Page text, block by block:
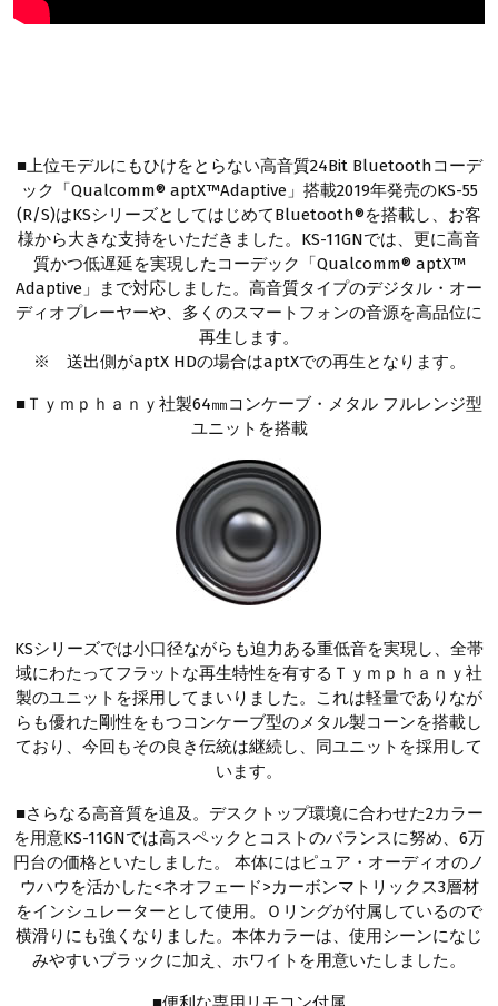
■上位モデルにもひけをとらない高音質24Bit Bluetoothコーデ
ック「Qualcomm® aptX™Adaptive」搭載2019年発売のKS-55
(R/S)はKSシリーズとしてはじめてBluetooth®を搭載し、お客
様から大きな支持をいただきました。KS-11GNでは、更に高音
質かつ低遅延を実現したコーデック「Qualcomm® aptX™
Adaptive」まで対応しました。高音質タイプのデジタル・オー
ディオプレーヤーや、多くのスマートフォンの音源を高品位に
再生します。
※ 送出側がaptX HDの場合はaptXでの再生となります。
■Ｔｙｍｐｈａｎｙ社製64㎜コンケーブ・メタル フルレンジ型
ユニットを搭載
KSシリーズでは小口径ながらも迫力ある重低音を実現し、全帯
域にわたってフラットな再生特性を有するＴｙｍｐｈａｎｙ社
製のユニットを採用してまいりました。これは軽量でありなが
らも優れた剛性をもつコンケーブ型のメタル製コーンを搭載し
ており、今回もその良き伝統は継続し、同ユニットを採用して
います。
■さらなる高音質を追及。デスクトップ環境に合わせた2カラー
を用意KS-11GNでは高スペックとコストのバランスに努め、6万
円台の価格といたしました。 本体にはピュア・オーディオのノ
ウハウを活かした<ネオフェード>カーボンマトリックス3層材
をインシュレーターとして使用。Ｏリングが付属しているので
横滑りにも強くなりました。本体カラーは、使用シーンになじ
みやすいブラックに加え、ホワイトを用意いたしました。